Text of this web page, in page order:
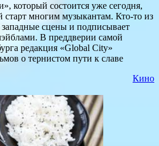
который состоится уже сегодня,
старт многим музыкантам. Кто-то из
сцены и подписывает
В преддверии самой
редакция «Global City»
о тернистом пути к славе
Кино